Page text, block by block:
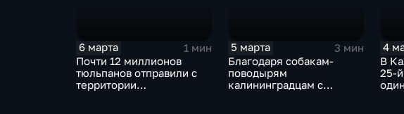
6 марта
1 мин
Почти 12 миллионов
тюльпанов отправили с
территории
5 марта
3 мин
Благодаря собакам-
поводырям
калининградцам с
4
В
25-